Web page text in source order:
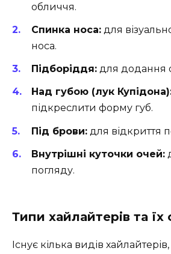
обличчя.
Спинка носа: для
носа.
Підборіддя: для додання
Над губою (лук
підкреслити форму губ.
Під брови: для відкриття
Внутрішні куточки очей:
погляду.
Типи хайлайтерів та їх
Існує кілька видів